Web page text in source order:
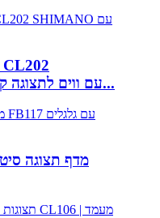
SHIMANO עם ווים לתצוגה קמעונאית...